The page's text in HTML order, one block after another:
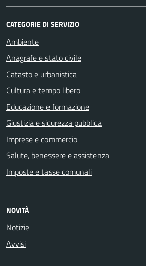
CATEGORIE DI SERVIZIO
Ambiente
Anagrafe e stato civile
Catasto e urbanistica
Cultura e tempo libero
Educazione e formazione
Giustizia e sicurezza pubblica
Imprese e commercio
Salute, benessere e assistenza
Imposte e tasse comunali
NOVITÀ
Notizie
Avvisi